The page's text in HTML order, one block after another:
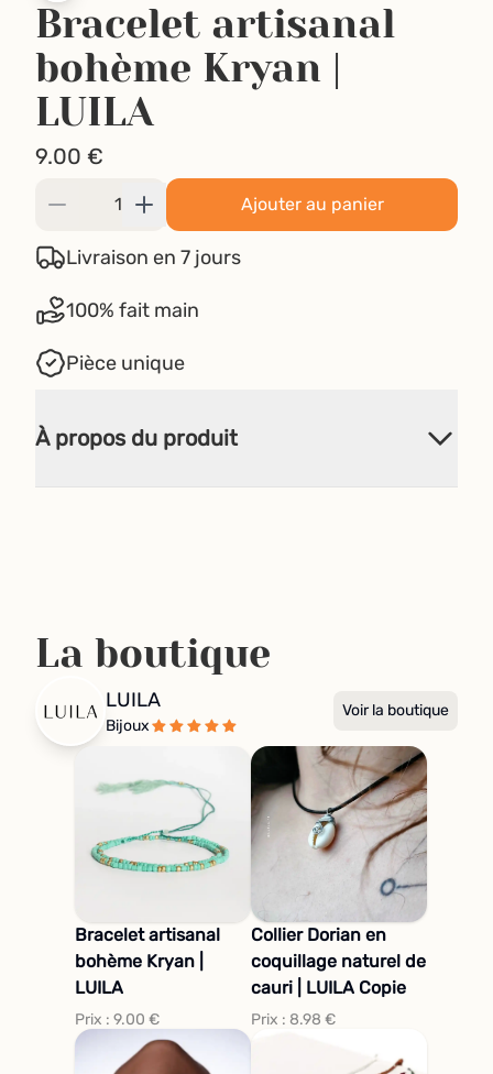
Bracelet artisanal
bohème Kryan |
LUILA
9.00 €
Ajouter au panier
Livraison en 7 jours
100% fait main
Pièce unique
À propos du produit
La boutique
LUILA
Bijoux
Voir la boutique
Bracelet artisanal
bohème Kryan |
LUILA
Prix : 9.00 €
Collier Dorian en
coquillage naturel de
cauri | LUILA Copie
Prix : 8.98 €